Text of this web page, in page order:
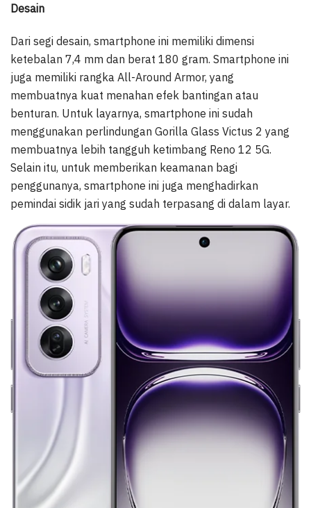
Desain
Dari segi desain, smartphone ini memiliki dimensi
ketebalan 7,4 mm dan berat 180 gram. Smartphone ini
juga memiliki rangka All-Around Armor, yang
membuatnya kuat menahan efek bantingan atau
benturan. Untuk layarnya, smartphone ini sudah
menggunakan perlindungan Gorilla Glass Victus 2 yang
membuatnya lebih tangguh ketimbang Reno 12 5G.
Selain itu, untuk memberikan keamanan bagi
penggunanya, smartphone ini juga menghadirkan
pemindai sidik jari yang sudah terpasang di dalam layar.